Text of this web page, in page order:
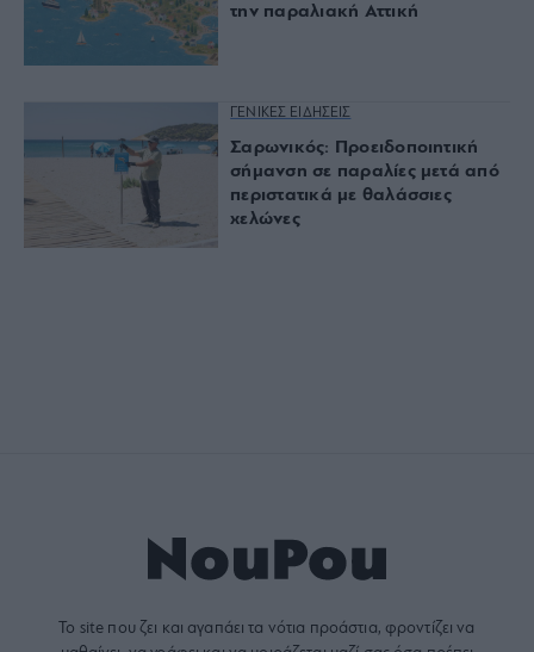
την παραλιακή Αττική
ΓΕΝΙΚΕΣ ΕΙΔΗΣΕΙΣ
Σαρωνικός: Προειδοποιητική
σήμανση σε παραλίες μετά από
περιστατικά με θαλάσσιες
χελώνες
Το site που ζει και αγαπάει τα νότια προάστια, φροντίζει να